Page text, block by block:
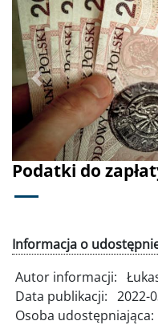
Podatki do
Poprzednie
Informacja o
Autor informacji:
Data publikacji: 2022-
Osoba udostępniająca: